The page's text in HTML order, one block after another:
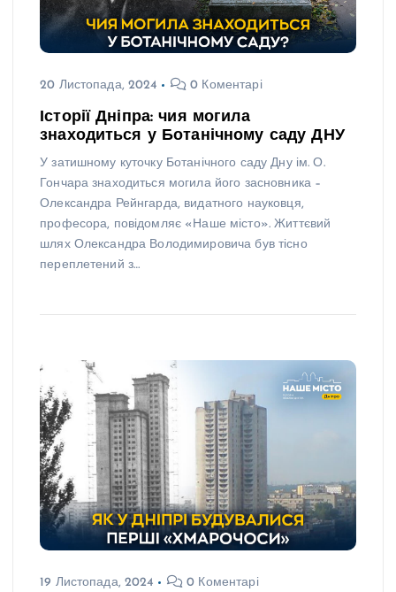
20 Листопада, 2024 0 Коментарі
Історії Дніпра: чия могила
знаходиться у Ботанічному саду ДНУ
У затишному куточку Ботанічного саду Дну ім. О.
Гончара знаходиться могила його засновника –
Олександра Рейнгарда, видатного науковця,
професора, повідомляє «Наше місто». Життєвий
шлях Олександра Володимировича був тісно
переплетений з…
19 Листопада, 2024 0 Коментарі